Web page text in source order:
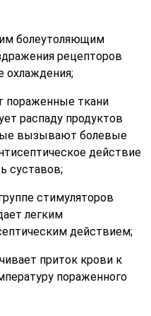
болеутоляющим
рецепторов
охлаждения;
пораженные ткани
распаду продуктов
вызывают болевые
действие
суставов;
стимуляторов
легким
действием;
приток крови к
пораженного